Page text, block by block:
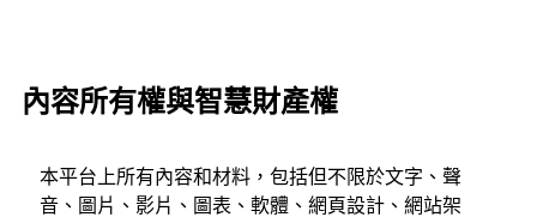
內容所有權與智慧財產權
本平台上所有內容和材料，包括但不限於文字、聲
音、圖片、影片、圖表、軟體、網頁設計、網站架